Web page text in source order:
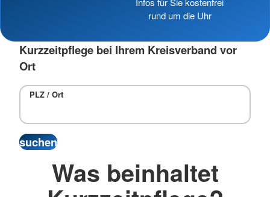
rund um die Uhr
Kurzzeitpflege bei Ihrem Kreisverband vor
Ort
PLZ / Ort
Was beinhaltet